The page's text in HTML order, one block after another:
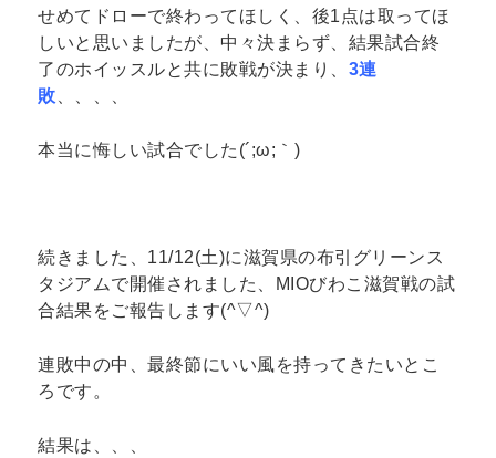
せめてドローで終わってほしく、後1点は取ってほ
しいと思いましたが、中々決まらず、結果試合終
了のホイッスルと共に敗戦が決まり、 3連
敗
本当に悔しい試合でした(´;ω;｀)
続きました、11/12(土)に滋賀県の布引グリーンス
タジアムで開催されました、MIOびわこ滋賀戦の試
合結果をご報告します(^▽^)
連敗中の中、最終節にいい風を持ってきたいとこ
ろです。
結果は、、、